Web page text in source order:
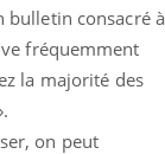
bulletin consacré à
fréquemment
la majorité des
on peut